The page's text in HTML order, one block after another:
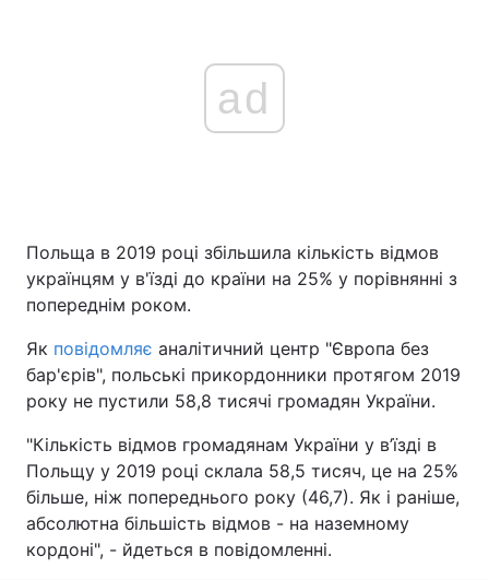
Головна Війна
Україна
Економіка Світ
Спорт Наука
Техно і зв'язок Лайт
Зброя Інциденти
Здоров'я Туризм
ad
Польща в 2019 році збільшила кількість відмов
українцям у в'їзді до країни на 25% у порівнянні з
попереднім роком.
Як повідомляє аналітичний центр "Європа без
бар'єрів", польські прикордонники протягом 2019
року не пустили 58,8 тисячі громадян України.
"Кількість відмов громадянам України у в’їзді в
Польщу у 2019 році склала 58,5 тисяч, це на 25%
більше, ніж попереднього року (46,7). Як і раніше,
абсолютна більшість відмов - на наземному
кордоні", - йдеться в повідомленні.